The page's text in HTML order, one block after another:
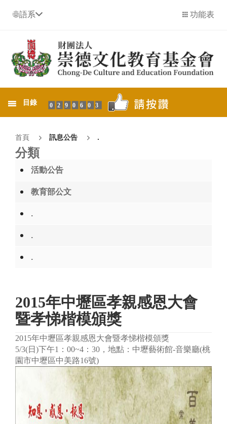
語系 功能表
目錄 0290603
首頁 訊息公告 .
分類
活動公告
教育部公文
.
.
.
2015年中壢區孝親感恩大會
暨孝悌楷模頒獎
2015年中壢區孝親感恩大會暨孝悌楷模頒獎
5/3(日)下午1：00~4：30，地點：中壢藝術館-音樂廳(桃
園市中壢區中美路16號)